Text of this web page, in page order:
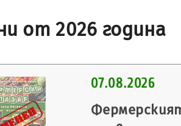
от 2026 година
07.08.2026